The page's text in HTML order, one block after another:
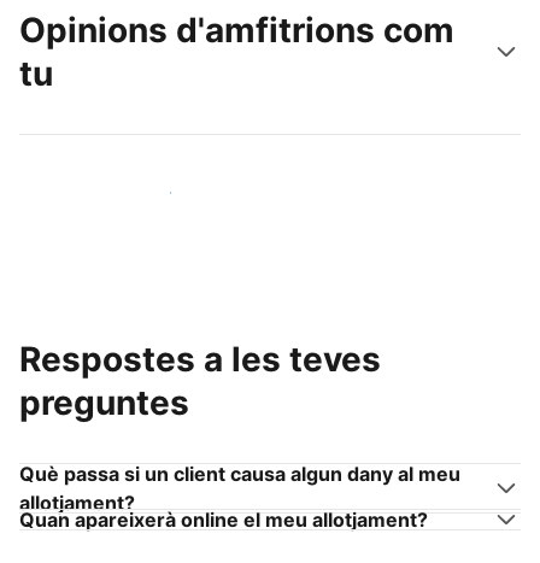
Opinions d'amfitrions com
tu
Uneix-te a amfitrions com tu
Respostes a les teves
preguntes
Què passa si un client causa algun dany al meu
allotjament?
Quan apareixerà online el meu allotjament?